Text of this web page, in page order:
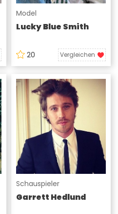
Model
Lucky Blue Smith
20 Vergleichen
Schauspieler
Garrett Hedlund